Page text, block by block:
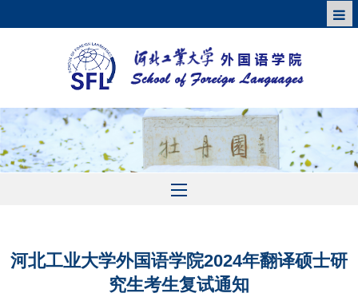
河北工业大学外国语学院2024年翻译硕士研
究生考生复试通知